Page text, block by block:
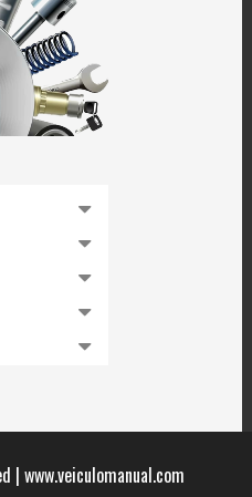
www.veiculomanual.com